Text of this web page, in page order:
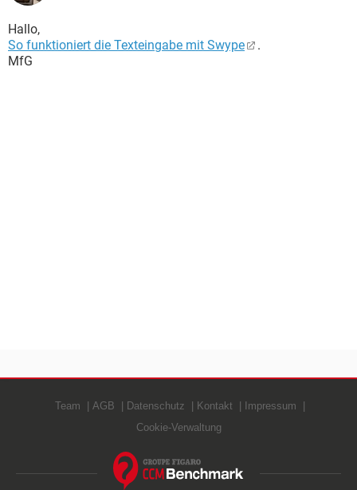
Hallo,
So funktioniert die Texteingabe mit Swype
.
MfG
Team AGB Datenschutz Kontakt
Impressum
Cookie-Verwaltung